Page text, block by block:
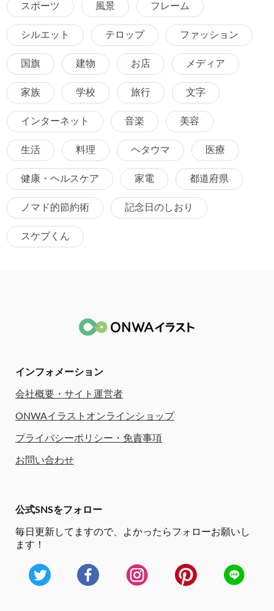
スポーツ 風景 フレーム
シルエット テロップ ファッション
国旗 建物 お店 メディア
家族 学校 旅行 文字
インターネット 音楽 美容
生活 料理 ヘタウマ 医療
健康・ヘルスケア 家電 都道府県
ノマド的節約術 記念日のしおり
スケブくん
インフォメーション
会社概要・サイト運営者
ONWAイラストオンラインショップ
プライバシーポリシー・免責事項
お問い合わせ
公式SNSをフォロー
毎日更新してますので、
よかったらフォローお願いし
ます！